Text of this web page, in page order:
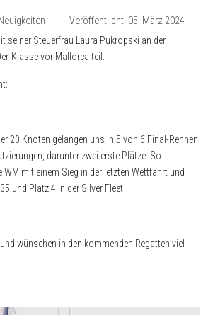
Veröffentlicht: 05. März 2024
seiner Steuerfrau Laura Pukropski an der
Klasse vor Mallorca teil.
20 Knoten gelangen uns in 5 von 6 Final-Rennen
darunter zwei erste Plätze. So
WM mit einem Sieg in der letzten Wettfahrt und
und Platz 4 in der Silver Fleet
wünschen in den kommenden Regatten viel